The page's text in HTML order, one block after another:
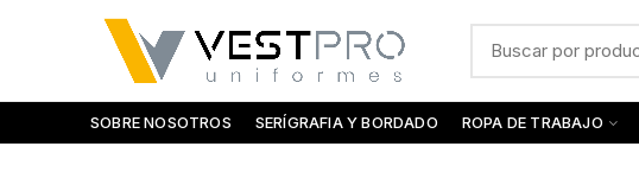
SOBRE NOSOTROS SERÍGRAFIA Y BORDADO ROPA DE TRABAJO